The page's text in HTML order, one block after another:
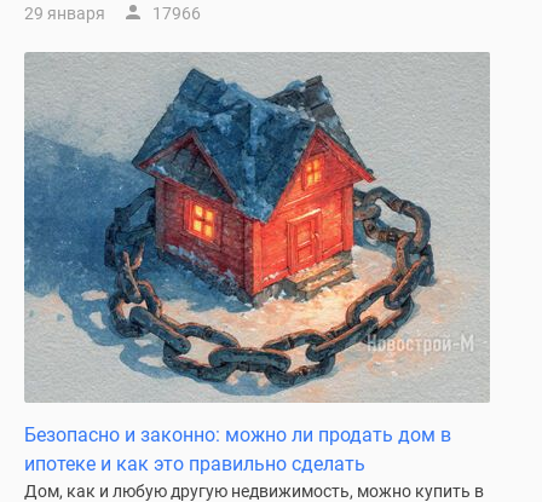
поселки
водоема
Коттеджные
поселки
ипотеку
Бизнес-
центры
Коттеджи
Скидки
акции
Макс
29 января 17966
Безопасно и законно: можно ли продать дом в
ипотеке и как это правильно сделать
Дом, как и любую другую недвижимость, можно купить в